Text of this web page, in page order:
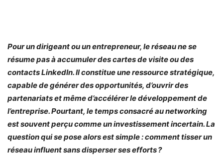
Pour un dirigeant ou un entrepreneur, le réseau ne se
résume pas à accumuler des cartes de visite ou des
contacts LinkedIn. Il constitue une ressource stratégique,
capable de générer des opportunités, d’ouvrir des
partenariats et même d’accélérer le développement de
l’entreprise. Pourtant, le temps consacré au networking
est souvent perçu comme un investissement incertain. La
question qui se pose alors est simple : comment tisser un
réseau influent sans disperser ses efforts ?